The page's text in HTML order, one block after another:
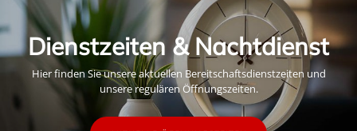
Dienstzeiten & Nachtdienst
Hier finden Sie unsere aktuellen Bereitschaftsdienstzeiten und
unsere regulären Öffnungszeiten.